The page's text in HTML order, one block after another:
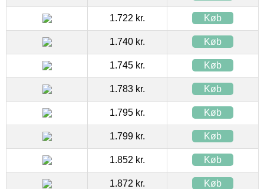
1.722 kr. Køb
1.740 kr. Køb
1.745 kr. Køb
1.783 kr. Køb
1.795 kr. Køb
1.799 kr. Køb
1.852 kr. Køb
1.872 kr. Køb